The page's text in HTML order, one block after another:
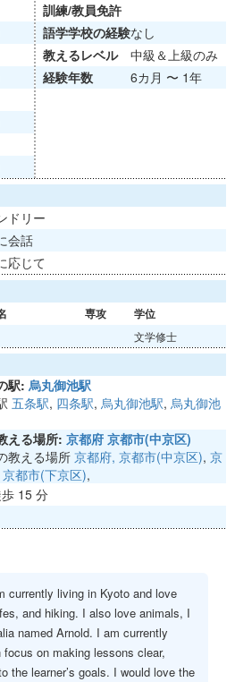
訓練/教員免許
語学学校の経験なし
教えるレベル
中級＆上級のみ
経験年数
6カ月 〜 1年
ドリー
会話
応じて
専攻 学位
文学修士
駅: 烏丸御池駅
五条駅, 四条駅, 烏丸御池駅, 烏丸御池
える場所: 京都府 京都市(中京区)
教える場所 京都府, 京都市(中京区), 京
都市(下京区),
15 分
currently living in Kyoto and love
and hiking. I also love animals, I
named Arnold. I am currently
on making lessons clear,
the learner’s goals. I would love the